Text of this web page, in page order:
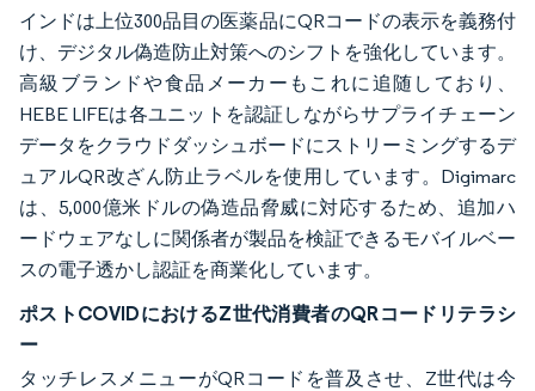
インドは上位300品目の医薬品にQRコードの表示を義務付
け、デジタル偽造防止対策へのシフトを強化しています。
高級ブランドや食品メーカーもこれに追随しており、
HEBE LIFEは各ユニットを認証しながらサプライチェーン
データをクラウドダッシュボードにストリーミングするデ
ュアルQR改ざん防止ラベルを使用しています。Digimarc
は、5,000億米ドルの偽造品脅威に対応するため、追加ハ
ードウェアなしに関係者が製品を検証できるモバイルベー
スの電子透かし認証を商業化しています。
ポストCOVIDにおけるZ世代消費者のQRコードリテラシ
ー
タッチレスメニューがQRコードを普及させ、Z世代は今